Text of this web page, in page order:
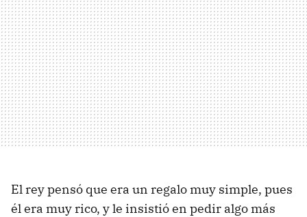
El rey pensó que era un regalo muy simple, pues
él era muy rico, y le insistió en pedir algo más